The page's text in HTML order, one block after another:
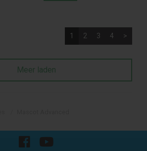
1 2 3 4 >
Meer laden